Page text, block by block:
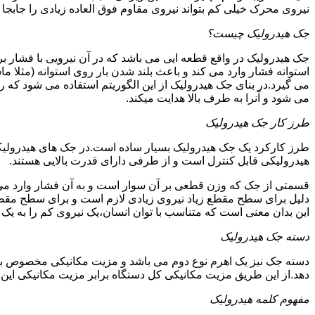
نیروی محرک خیلی کم بتواند نیروی مقاوم فوق العاده زیادی را جابجا
جک هیدرولیک چیست؟
جک هیدرولیک در واقع قطعه ایی می باشد که در آن نیرویی با فشار
استوانه فشار وارد می کند و باعث بلند شدن بار روی استوانه
می گیرد.در بنای جک هیدرولیک از این الگوریتم استفاده می شود
می شود و آنرا به طرف بالا هدایت میکند.
طرز کار جک هیدرولیک
طرز کارکرد یک جک هیدرولیک بسیار ساده است.در جک های
هیدرولیکی قابل کنترل است و از طرفی دارای قدرت بالایی هستند.
قسمتی از جک که وزن قطعی بر آن سوار است و به آن فشار وارد
دلیل برای سطح مقطع زیاد نیروی زیادی لازم است و برای سطح
این بدان معنی است که متناسب با توان انسان،یک نیروی کم را
دسته جک هیدرولیک
دسته جک نیز یک اهرم نوع دوم می باشد و مزیت مکانیکی مخصوص
دهد.از این طریق مزیت مکانیکی کل دستگاه برابر مزیت مکانیکی
مفهوم کلمه هیدرولیک